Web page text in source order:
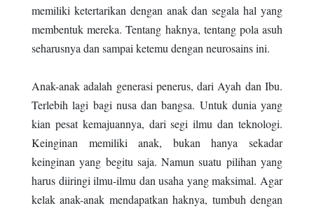
memiliki ketertarikan dengan anak dan segala hal yang
membentuk mereka. Tentang haknya, tentang pola asuh
seharusnya dan sampai ketemu dengan neurosains ini.
Anak-anak adalah generasi penerus, dari Ayah dan Ibu.
Terlebih lagi bagi nusa dan bangsa. Untuk dunia yang
kian pesat kemajuannya, dari segi ilmu dan teknologi.
Keinginan memiliki anak, bukan hanya sekadar
keinginan yang begitu saja. Namun suatu pilihan yang
harus diiringi ilmu-ilmu dan usaha yang maksimal. Agar
kelak anak-anak mendapatkan haknya, tumbuh dengan